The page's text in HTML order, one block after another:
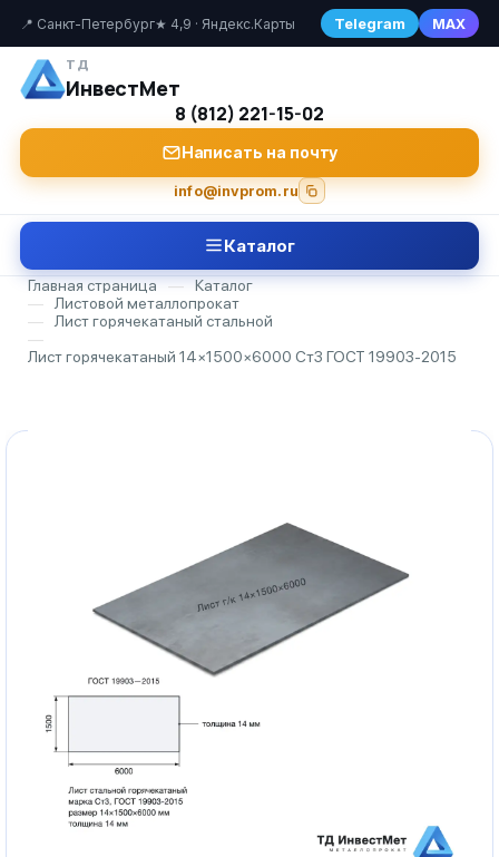
📍 Санкт-Петербург★ 4,9 · Яндекс.Карты Telegram MAX
ТД
ИнвестМет
8 (812) 221-15-02
Написать на почту
info@invprom.ru
Каталог
Главная страница —
Каталог
—
Листовой металлопрокат
—
Лист горячекатаный стальной
—
Лист горячекатаный 14×1500×6000 Ст3 ГОСТ 19903-2015